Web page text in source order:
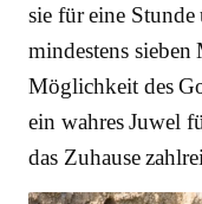
sie für eine
mindestens sieben
Möglichkeit des
ein wahres Juwel
das Zuhause